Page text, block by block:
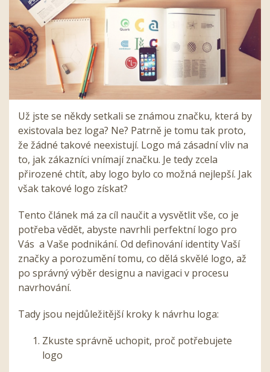
Už jste se někdy setkali se známou značku, která by
existovala bez loga? Ne? Patrně je tomu tak proto,
že žádné takové neexistují. Logo má zásadní vliv na
to, jak zákazníci vnímají značku. Je tedy zcela
přirozené chtít, aby logo bylo co možná nejlepší. Jak
však takové logo získat?
Tento článek má za cíl naučit a vysvětlit vše, co je
potřeba vědět, abyste navrhli perfektní logo pro
Vás a Vaše podnikání. Od definování identity Vaší
značky a porozumění tomu, co dělá skvělé logo, až
po správný výběr designu a navigaci v procesu
navrhování.
Tady jsou nejdůležitější kroky k návrhu loga:
Zkuste správně uchopit, proč potřebujete
logo